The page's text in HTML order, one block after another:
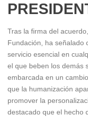
Tras la firma del
Fundación, ha señalado
servicio esencial en
el que beben los demás
embarcada en un
que la humanización
promover la
destacado que el hecho